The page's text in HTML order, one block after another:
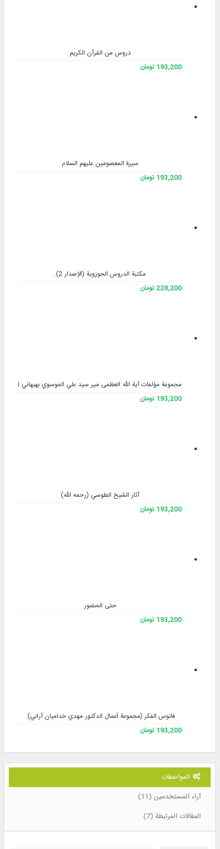
دروس من القرآن الكريم
193,200 تومان
سيرة المعصومين عليهم السلام
193,200 تومان
مكتبة الدروس الحوزوية (الإصدار 2).
228,200 تومان
مجموعة مؤلفات آية الله العظمى مير سيد علي الموسوي بهبهاني (رحمه
193,200 تومان
آثار الشيخ الطوسي (رحمه الله)
193,200 تومان
حتی الحضور
193,200 تومان
فانوس الفكر (مجموعة أعمال الدكتور مهدي خداميان آراني).
193,200 تومان
المواصفات
آراء المستخدمين (11)
المقالات المرتبطة (7)